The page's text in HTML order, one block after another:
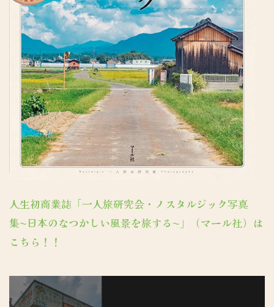
人生初商業誌「一人旅研究会・ノスタルジック写真
集〜日本のなつかしい風景を旅する〜」（マール社）は
こちら！！